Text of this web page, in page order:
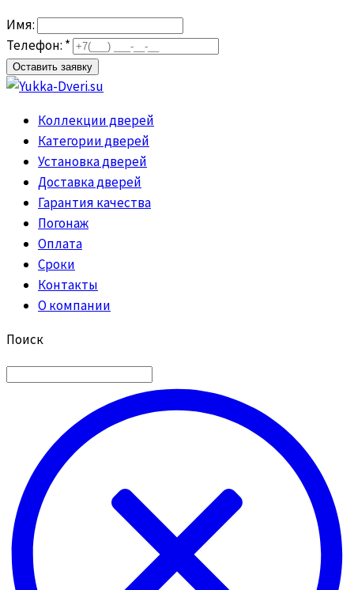
Имя:
Телефон: *
Коллекции дверей
Категории дверей
Установка дверей
Доставка дверей
Гарантия качества
Погонаж
Оплата
Сроки
Контакты
О компании
Поиск